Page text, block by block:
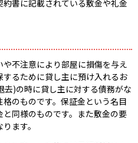
書に記載されている敷金や礼金
不注意により部屋に損傷を与え
るために貸し主に預け入れるお
去)の時に貸し主に対する債務がな
のものです。保証金という名目
同様のものです。また敷金の要
ます。